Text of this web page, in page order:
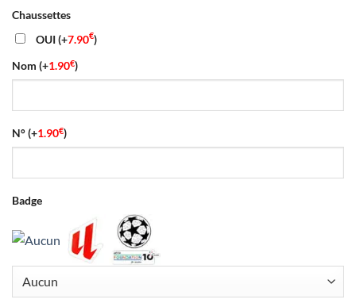
Chaussettes
OUI(+7.90€)
Nom (+1.90€)
N°(+1.90€)
Badge